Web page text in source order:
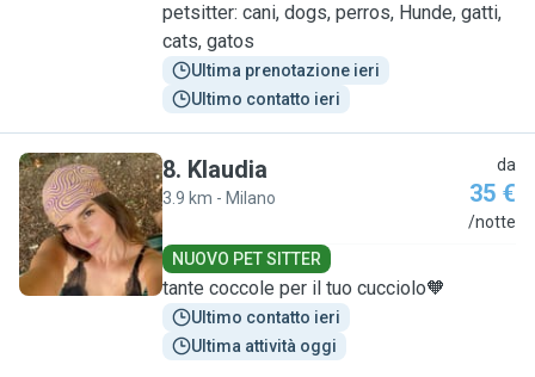
petsitter: cani, dogs, perros, Hunde, gatti,
cats, gatos
Ultima prenotazione ieri
Ultimo contatto ieri
K
8. Klaudia
3.9 km - Milano
da
35 €
/notte
NUOVO PET SITTER
tante coccole per il tuo cucciolo🧡
Ultimo contatto ieri
Ultima attività oggi